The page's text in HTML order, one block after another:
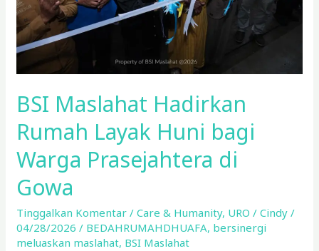
BSI Maslahat Hadirkan
Rumah Layak Huni bagi
Warga Prasejahtera di
Gowa
Tinggalkan Komentar /Care & Humanity, URO /Cindy/
04/28/2026/ BEDAHRUMAHDHUAFA, bersinergi
meluaskan maslahat, BSI Maslahat
Warga
Prasejahtera
di
Gowa